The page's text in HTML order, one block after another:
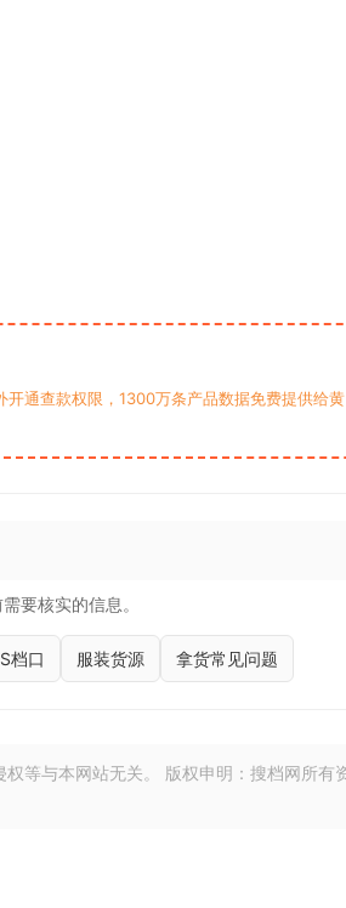
通查款权限，1300万条产品数据免费提供给黄
要核实的信息。
档口 服装货源 拿货常见问题
等与本网站无关。 版权申明：搜档网所有